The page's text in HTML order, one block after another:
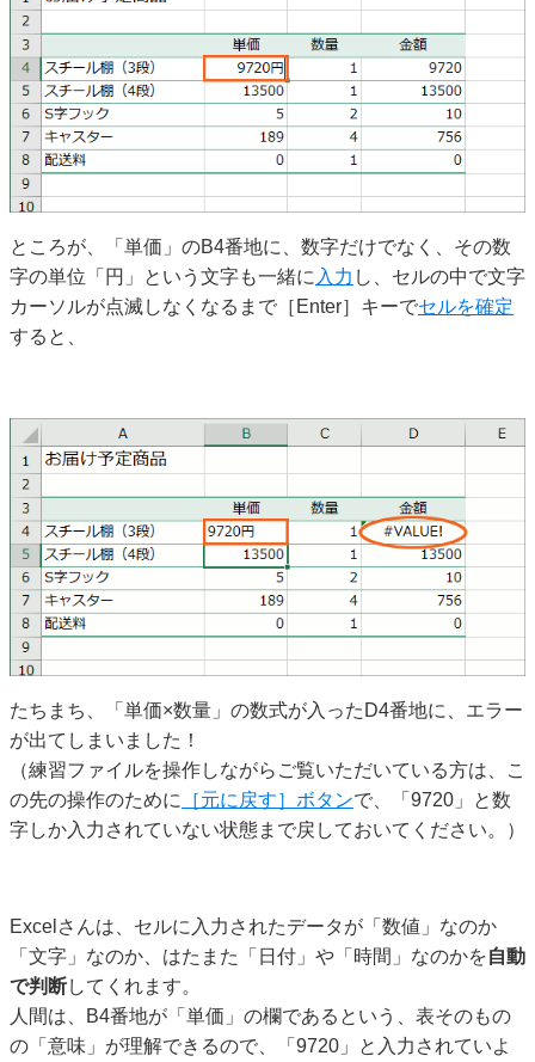
ところが、「単価」のB4番地に、数字だけでなく、その数
字の単位「円」という文字も一緒に 入力 し、セルの中で文字
カーソルが点滅しなくなるまで［Enter］キーでセルを確定
すると、
たちまち、「単価×数量」の数式が入ったD4番地に、エラー
が出てしまいました！
（練習ファイルを操作しながらご覧いただいている方は、こ
の先の操作のために
［元に戻す］ボタンで、「9720」と数
字しか入力されていない状態まで戻しておいてください。）
Excelさんは、セルに入力されたデータが「数値」なのか
「文字」なのか、はたまた「日付」や「時間」なのかを自動
で判断してくれます。
人間は、B4番地が「単価」の欄であるという、表そのもの
の「意味」が理解できるので、「9720」と入力されていよ